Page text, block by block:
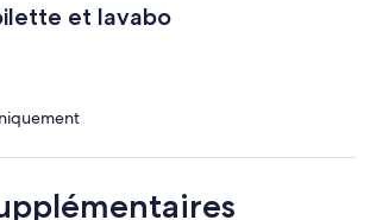
et lavabo